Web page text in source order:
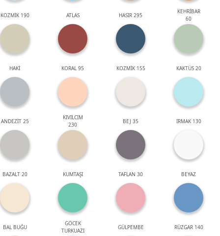
KOZMİK 190 ATLAS HASIR 295
KEHRİBAR
60
HAKİ KORAL 95 KOZMİK 155 KAKTÜS 20
ANDEZİT 25
KIVILCIM
230
BEJ 35 IRMAK 130
BAZALT 20 KUMTAŞI TAFLAN 30 BEYAZ
BAL BUĞU
GÖCEK
TURKUAZI
GÜLPEMBE RÜZGAR 140